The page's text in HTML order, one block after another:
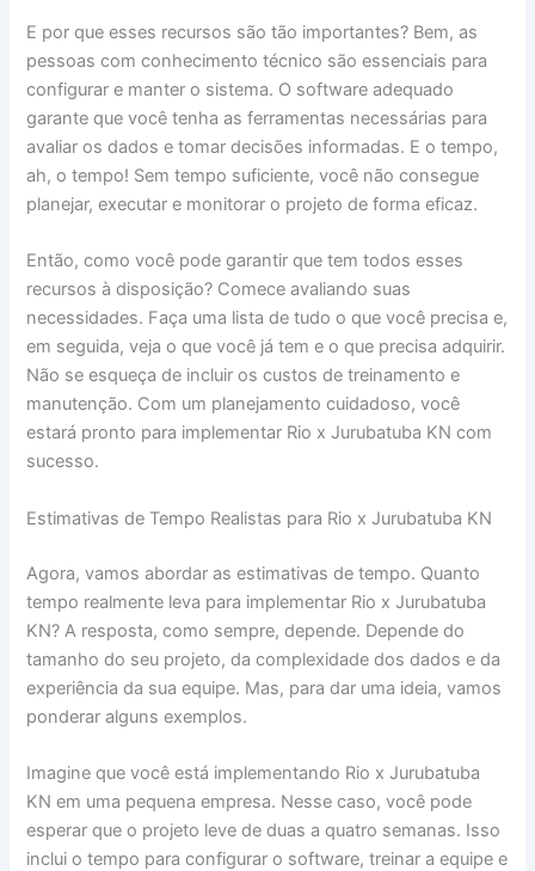
E por que esses recursos são tão importantes? Bem, as
pessoas com conhecimento técnico são essenciais para
configurar e manter o sistema. O software adequado
garante que você tenha as ferramentas necessárias para
avaliar os dados e tomar decisões informadas. E o tempo,
ah, o tempo! Sem tempo suficiente, você não consegue
planejar, executar e monitorar o projeto de forma eficaz.
Então, como você pode garantir que tem todos esses
recursos à disposição? Comece avaliando suas
necessidades. Faça uma lista de tudo o que você precisa e,
em seguida, veja o que você já tem e o que precisa adquirir.
Não se esqueça de incluir os custos de treinamento e
manutenção. Com um planejamento cuidadoso, você
estará pronto para implementar Rio x Jurubatuba KN com
sucesso.
Estimativas de Tempo Realistas para Rio x Jurubatuba KN
Agora, vamos abordar as estimativas de tempo. Quanto
tempo realmente leva para implementar Rio x Jurubatuba
KN? A resposta, como sempre, depende. Depende do
tamanho do seu projeto, da complexidade dos dados e da
experiência da sua equipe. Mas, para dar uma ideia, vamos
ponderar alguns exemplos.
Imagine que você está implementando Rio x Jurubatuba
KN em uma pequena empresa. Nesse caso, você pode
esperar que o projeto leve de duas a quatro semanas. Isso
inclui o tempo para configurar o software, treinar a equipe e